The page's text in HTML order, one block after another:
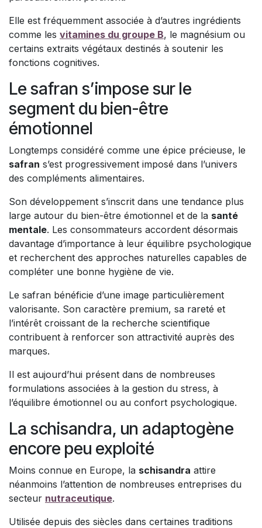
Elle est fréquemment associée à d’autres ingrédients
comme les vitamines du groupe B, le magnésium ou
certains extraits végétaux destinés à soutenir les
fonctions cognitives.
Le safran s’impose sur le
segment du bien-être
émotionnel
Longtemps considéré comme une épice précieuse, le
safran s’est progressivement imposé dans l’univers
des compléments alimentaires.
Son développement s’inscrit dans une tendance plus
large autour du bien-être émotionnel et de la santé
mentale. Les consommateurs accordent désormais
davantage d’importance à leur équilibre psychologique
et recherchent des approches naturelles capables de
compléter une bonne hygiène de vie.
Le safran bénéficie d’une image particulièrement
valorisante. Son caractère premium, sa rareté et
l’intérêt croissant de la recherche scientifique
contribuent à renforcer son attractivité auprès des
marques.
Il est aujourd’hui présent dans de nombreuses
formulations associées à la gestion du stress, à
l’équilibre émotionnel ou au confort psychologique.
La schisandra, un adaptogène
encore peu exploité
Moins connue en Europe, la schisandra attire
néanmoins l’attention de nombreuses entreprises du
secteur nutraceutique.
Utilisée depuis des siècles dans certaines traditions